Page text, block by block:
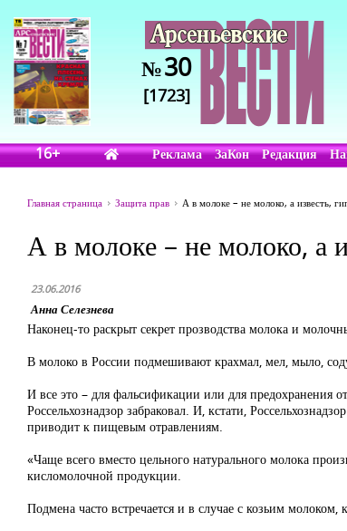
№30
[1723]
16+ Реклама ЗаКон Редакция
Главная страница Защита прав А в молоке – не молоко, а известь,
А в молоке – не молоко, а
23.06.2016
Анна Селезнева
Наконец-то раскрыт секрет прозводства молока и
В молоко в России подмешивают крахмал, мел, мыло,
И все это – для фальсификации или для предохранения
Россельхознадзор забраковал. И, кстати,
приводит к пищевым отравлениям.
«Чаще всего вместо цельного натурального молока
кисломолочной продукции.
Подмена часто встречается и в случае с козьим молоком,